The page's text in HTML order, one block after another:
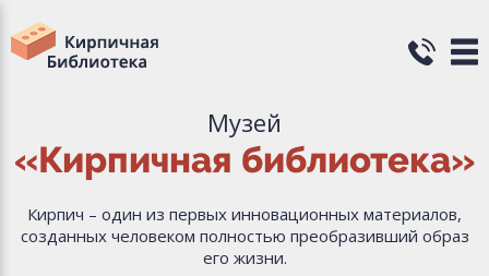
Музей
«Кирпичная библиотека»
Кирпич – один из первых инновационных материалов,
созданных человеком полностью преобразивший образ
его жизни.